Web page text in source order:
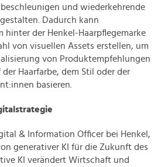
und wiederkehrende
Dadurch kann
hinter der Henkel-Haarpflegemarke
von visuellen Assets erstellen, um
von Produktempfehlungen
Haarfarbe, dem Stil oder der
basieren.
& Information Officer bei Henkel,
generativer KI für die Zukunft des
KI verändert Wirtschaft und